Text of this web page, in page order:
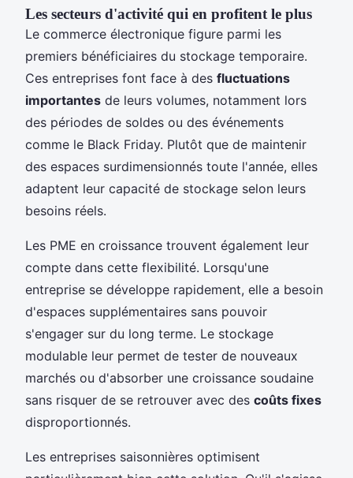
Les secteurs d'activité qui en profitent le plus
Le commerce électronique figure parmi les
premiers bénéficiaires du stockage temporaire.
Ces entreprises font face à des fluctuations
importantes de leurs volumes, notamment lors
des périodes de soldes ou des événements
comme le Black Friday. Plutôt que de maintenir
des espaces surdimensionnés toute l'année, elles
adaptent leur capacité de stockage selon leurs
besoins réels.
Les PME en croissance trouvent également leur
compte dans cette flexibilité. Lorsqu'une
entreprise se développe rapidement, elle a besoin
d'espaces supplémentaires sans pouvoir
s'engager sur du long terme. Le stockage
modulable leur permet de tester de nouveaux
marchés ou d'absorber une croissance soudaine
sans risquer de se retrouver avec des coûts fixes
disproportionnés.
Les entreprises saisonnières optimisent